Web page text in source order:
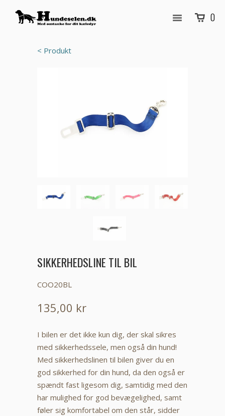
0
< Produkt
SIKKERHEDSLINE TIL BIL
COO20BL
135,00 kr
I bilen er det ikke kun dig, der skal sikres
med sikkerhedssele, men også din hund!
Med sikkerhedslinen til bilen giver du en
god sikkerhed for din hund, da den også er
spændt fast ligesom dig, samtidig med den
har mulighed for god bevægelighed, samt
føler sig komfortabel om den står, sidder